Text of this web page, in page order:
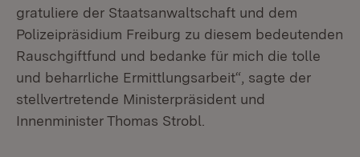
gratuliere der Staatsanwaltschaft und dem
Polizeipräsidium Freiburg zu diesem bedeutenden
Rauschgiftfund und bedanke für mich die tolle
und beharrliche Ermittlungsarbeit“, sagte der
stellvertretende Ministerpräsident und
Innenminister Thomas Strobl.